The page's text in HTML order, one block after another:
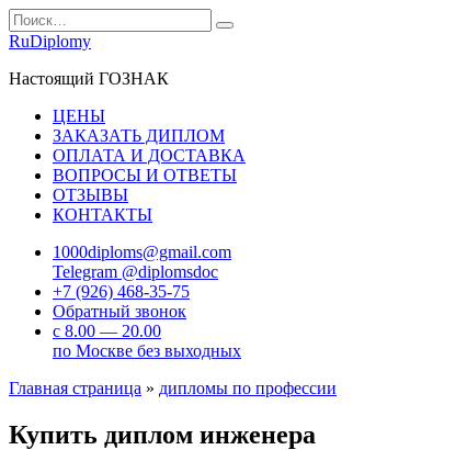
Перейти
к
содержанию
Search
for:
RuDiplomy
Настоящий ГОЗНАК
ЦЕНЫ
ЗАКАЗАТЬ ДИПЛОМ
ОПЛАТА И ДОСТАВКА
ВОПРОСЫ И ОТВЕТЫ
ОТЗЫВЫ
КОНТАКТЫ
1000diploms@gmail.com
Telegram @diplomsdoc
+7 (926) 468-35-75
Обратный звонок
с 8.00 — 20.00
по Москве без выходных
Главная страница » дипломы по профессии
Купить диплом инженера